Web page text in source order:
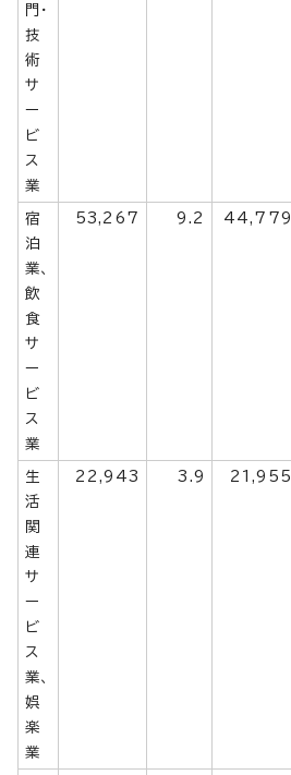
門・
技
術
サ
ー
ビ
ス
業
宿
泊
業、
飲
食
サ
ー
ビ
ス
業
53,267 9.2 44,779
生
活
関
連
サ
ー
ビ
ス
業、
娯
楽
業
22,943 3.9 21,955